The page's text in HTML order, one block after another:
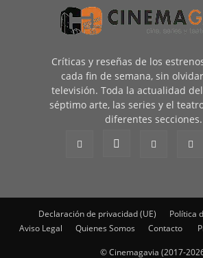
Críticas y reseñas de los
cada fin de semana, sin
televisión. Toda la actualidad
séptimo arte, las series y el
diferentes secciones.
Declaración de privacidad (UE)
Política
Aviso Legal
Quienes Somos Contacto
© Cinemagavia (2017-